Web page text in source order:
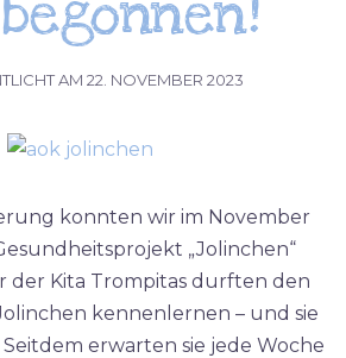
AM 22. NOVEMBER 2023
konnten wir im November
„Jolinchen“
der Kita Trompitas durften den
kennenlernen – und sie
erwarten sie jede Woche